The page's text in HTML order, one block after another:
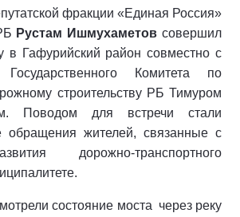
фракции «Единая Россия»
Рустам Ишмухаметовсовершил
в Гафурийский район совместно с
Государственного Комитета по
строительству РБ Тимуром
Поводом для встречи стали
обращения жителей, связанные с
дорожно-транспортного
состояние моста через реку